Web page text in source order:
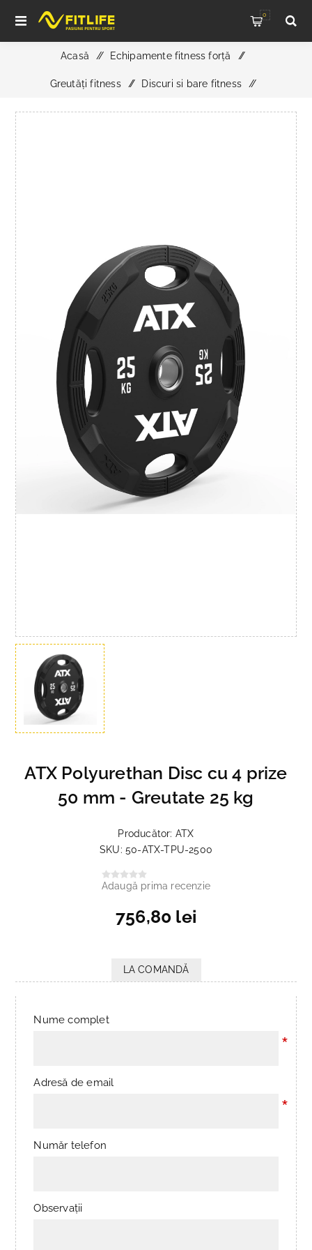
0
Acasă / Echipamente fitness forță /
Greutăți fitness / Discuri si bare fitness /
ATX Polyurethan Disc cu 4 prize 50 mm - Greutate 25 kg
ATX Polyurethan Disc cu 4 prize
50 mm - Greutate 25 kg
Producător: ATX
SKU: 50-ATX-TPU-2500
Adaugă prima recenzie
756,80 lei
LA COMANDĂ
Nume complet
*
Adresă de email
*
Număr telefon
Observații